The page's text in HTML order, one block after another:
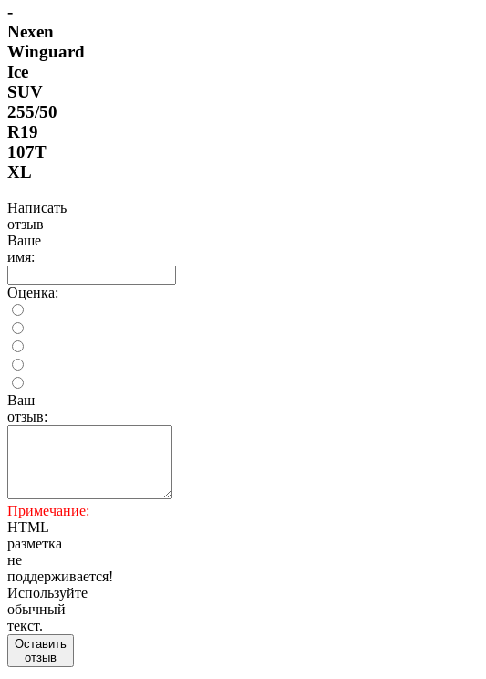
-
Nexen
Winguard
Ice
SUV
255/50
R19
107T
XL
Написать
отзыв
Ваше
имя:
Оценка:
Ваш
отзыв:
Примечание:
HTML
разметка
не
поддерживается!
Используйте
обычный
текст.
Оставить
отзыв